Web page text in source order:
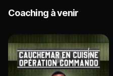
Coaching à venir